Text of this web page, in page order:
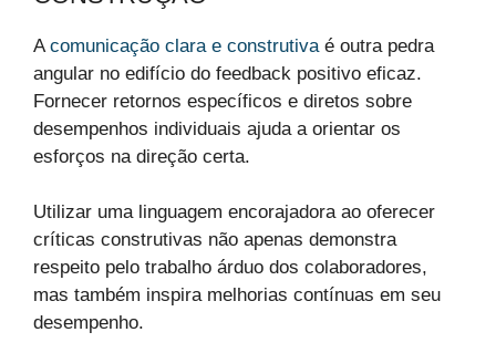
A comunicação clara e construtiva é outra pedra
angular no edifício do feedback positivo eficaz.
Fornecer retornos específicos e diretos sobre
desempenhos individuais ajuda a orientar os
esforços na direção certa.
Utilizar uma linguagem encorajadora ao oferecer
críticas construtivas não apenas demonstra
respeito pelo trabalho árduo dos colaboradores,
mas também inspira melhorias contínuas em seu
desempenho.